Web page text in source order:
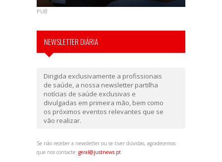
PUB
NEWSLETTER DIÁRIA
Dirigida exclusivamente a profissionais
de saúde, a nossa newsletter partilha
notícias de saúde exclusivas e
divulgadas em primeira mão, bem como
os próximos eventos relevantes que se
vão realizar.
Se não receber a newsletter ou se tiver dúvidas, agradecemos
que nos contacte: geral@justnews.pt